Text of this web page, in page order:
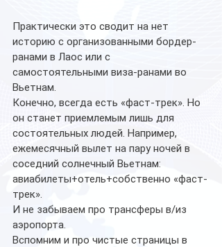
Практически это сводит на нет
историю с организованными бордер-
ранами в Лаос или с
самостоятельными виза-ранами во
Вьетнам.
Конечно, всегда есть «фаст-трек». Но
он станет приемлемым лишь для
состоятельных людей. Например,
ежемесячный вылет на пару ночей в
соседний солнечный Вьетнам:
авиабилеты+отель+собственно «фаст-
трек».
И не забываем про трансферы в/из
аэропорта.
Вспомним и про чистые страницы в